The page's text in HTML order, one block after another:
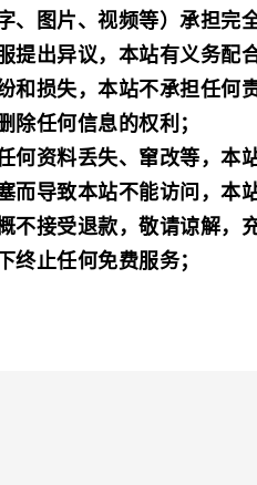
图片、视频等）承担完全
出异议，本站有义务配
损失，本站不承担任何责
除任何信息的权利；
资料丢失、窜改等，本
导致本站不能访问，本
接受退款，敬请谅解，
终止任何免费服务；